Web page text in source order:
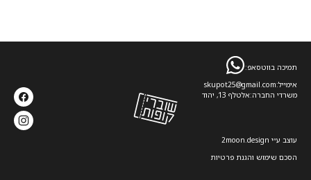
תמיכה בווטסאפ:
skupot25@gmail.comאימייל:
אלטלף 13, יהודמשרדי החברה:
עוצב ע׳׳י 2moon.design
הסכם שימוש והגנת פרטיות